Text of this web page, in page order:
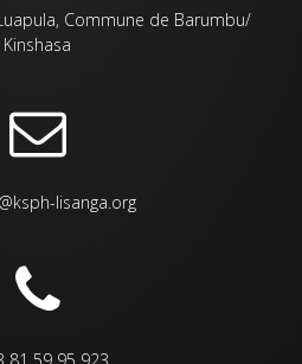
Commune de Barumbu/
Kinshasa
lisanga.org